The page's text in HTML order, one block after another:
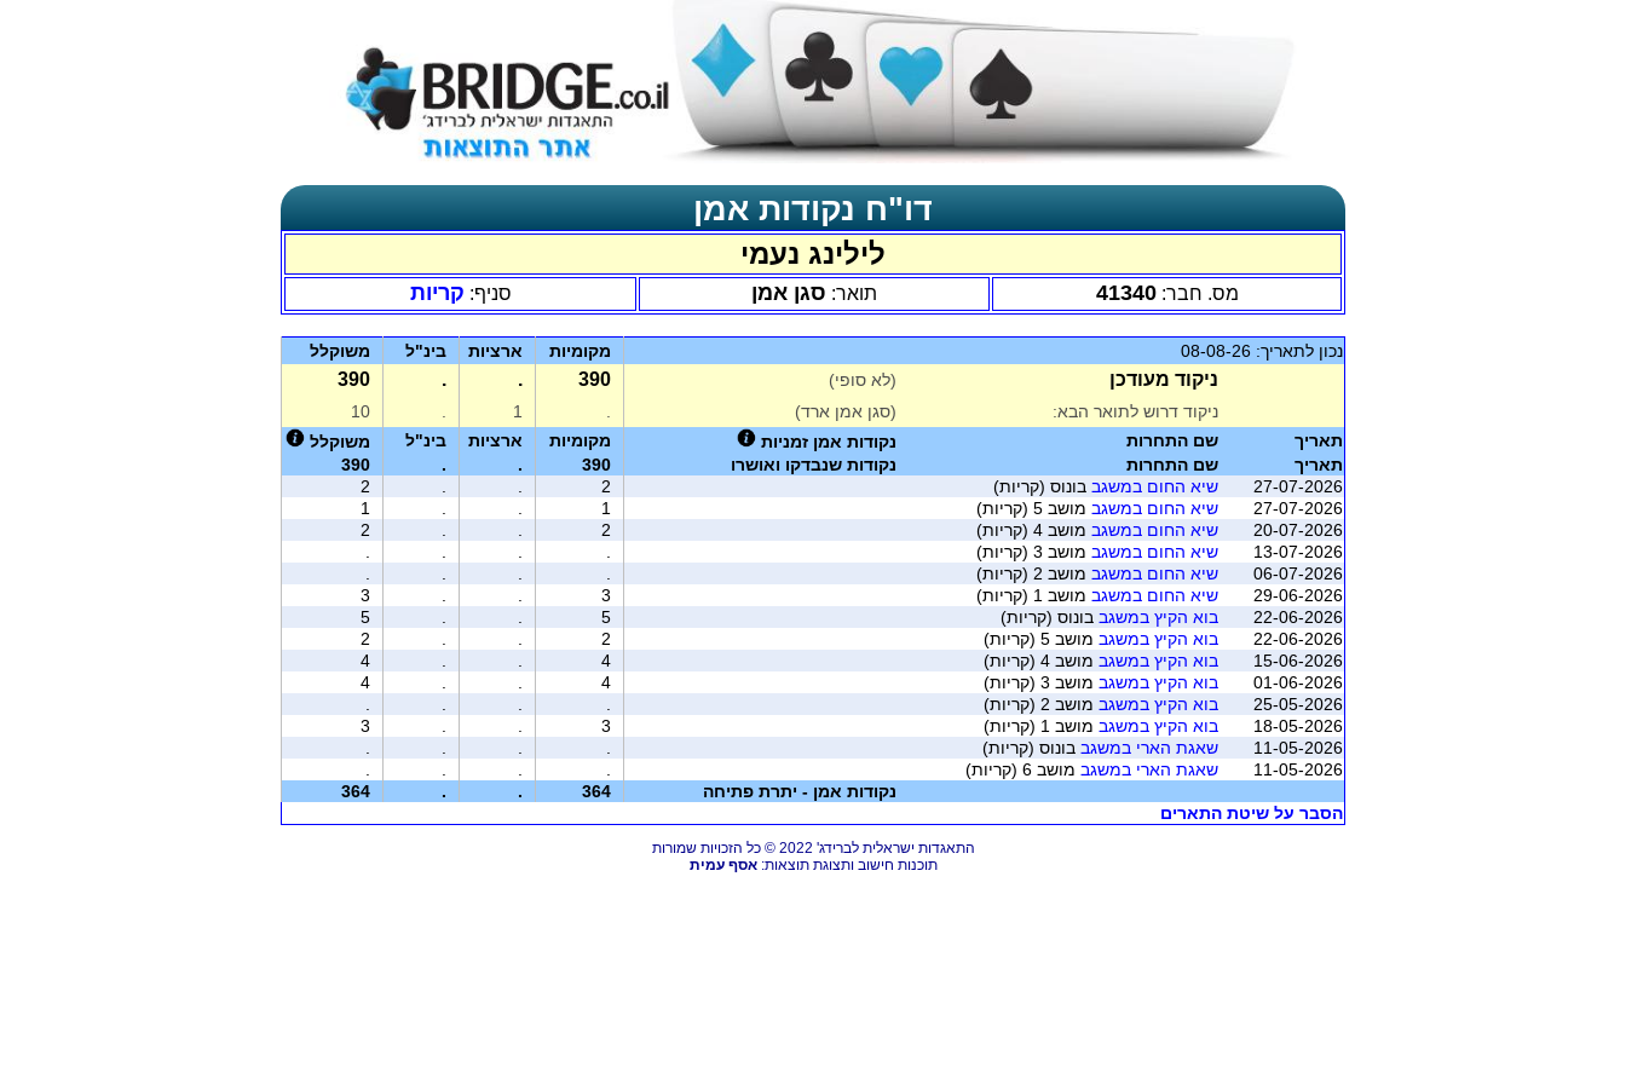
דו"ח נקודות אמן
לילינג נעמי
מס. חבר:41340 תואר: סגן אמן סניף: קריות
נכון לתאריך: 08-08-26 מקומיות ארציות בינ"ל משוקלל
ניקוד מעודכן (לא סופי) 390
.
.
390
ניקוד דרוש לתואר הבא: (סגן אמן ארד) 1
10
תאריך
שם התחרות נקודות אמן זמניות מקומיות ארציות בינ"ל
משוקלל
תאריך
שם התחרות נקודות שנבדקו ואושרו 390
.
.
390
27-07-2026
שיא החום במשגב בונוס (קריות) 2
2
27-07-2026
שיא החום במשגב מושב 5 (קריות) 1
1
20-07-2026
שיא החום במשגב מושב 4 (קריות) 2
2
13-07-2026
שיא החום במשגב מושב 3 (קריות)
06-07-2026
שיא החום במשגב מושב 2 (קריות)
29-06-2026
שיא החום במשגב מושב 1 (קריות) 3
3
22-06-2026
בוא הקיץ במשגב בונוס (קריות) 5
5
22-06-2026
בוא הקיץ במשגב מושב 5 (קריות) 2
2
15-06-2026
בוא הקיץ במשגב מושב 4 (קריות) 4
4
01-06-2026
בוא הקיץ במשגב מושב 3 (קריות) 4
4
25-05-2026
בוא הקיץ במשגב מושב 2 (קריות)
18-05-2026
בוא הקיץ במשגב מושב 1 (קריות) 3
3
11-05-2026
שאגת הארי במשגב בונוס (קריות)
11-05-2026
שאגת הארי במשגב מושב 6 (קריות)
נקודות אמן - יתרת פתיחה
364
.
.
364
הסבר על שיטת התארים
התאגדות ישראלית לברידג' 2022 © כל הזכויות שמורות
תוכנות חישוב ותצוגת תוצאות:אסף עמית